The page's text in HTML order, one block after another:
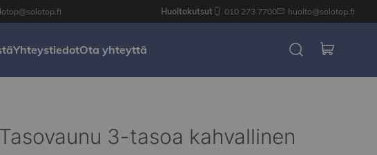
Huoltokutsut 010 273 7700 huolto@solotop.fi
YhteystiedotOta yhteyttä
Tasovaunu 3-tasoa kahvallinen